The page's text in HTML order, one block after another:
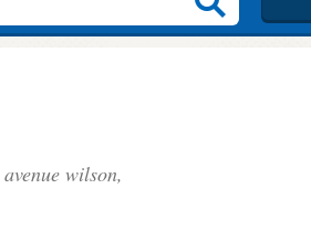
avenue wilson,